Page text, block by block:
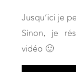
Jusqu’ici je
Sinon, je
vidéo 🙂